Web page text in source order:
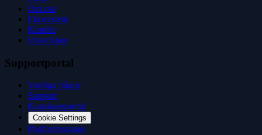
Om oss
Ekosystem
Kunder
Utvecklare
Supportportal
Vanliga frågor
Support
Kunskapsportal
Cookie Settings
Plattformsstatus